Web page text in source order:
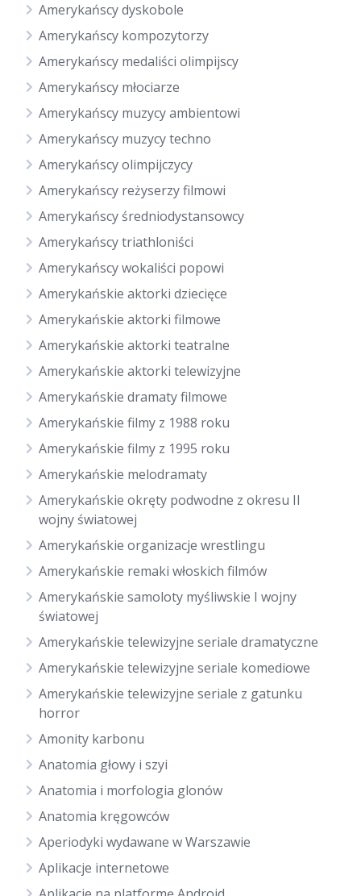
Amerykańscy dyskobole
Amerykańscy kompozytorzy
Amerykańscy medaliści olimpijscy
Amerykańscy młociarze
Amerykańscy muzycy ambientowi
Amerykańscy muzycy techno
Amerykańscy olimpijczycy
Amerykańscy reżyserzy filmowi
Amerykańscy średniodystansowcy
Amerykańscy triathloniści
Amerykańscy wokaliści popowi
Amerykańskie aktorki dziecięce
Amerykańskie aktorki filmowe
Amerykańskie aktorki teatralne
Amerykańskie aktorki telewizyjne
Amerykańskie dramaty filmowe
Amerykańskie filmy z 1988 roku
Amerykańskie filmy z 1995 roku
Amerykańskie melodramaty
Amerykańskie okręty podwodne z okresu II
wojny światowej
Amerykańskie organizacje wrestlingu
Amerykańskie remaki włoskich filmów
Amerykańskie samoloty myśliwskie I wojny
światowej
Amerykańskie telewizyjne seriale dramatyczne
Amerykańskie telewizyjne seriale komediowe
Amerykańskie telewizyjne seriale z gatunku
horror
Amonity karbonu
Anatomia głowy i szyi
Anatomia i morfologia glonów
Anatomia kręgowców
Aperiodyki wydawane w Warszawie
Aplikacje internetowe